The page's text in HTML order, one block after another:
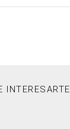
INTERESARTE